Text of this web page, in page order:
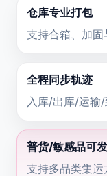
仓库专业打包
支持合箱、加固
全程同步轨迹
入库/出库/运输/
普货/敏感品可发
支持多品类集